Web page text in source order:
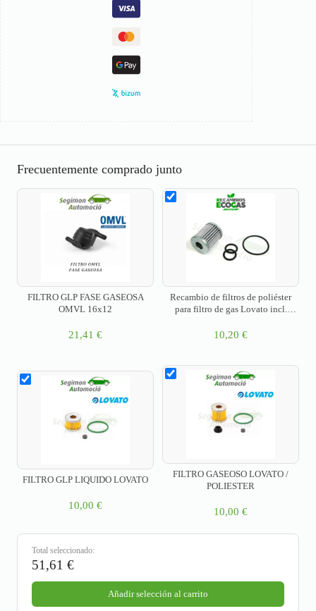
Frecuentemente comprado junto
FILTRO GLP FASE GASEOSA
OMVL 16x12
21,41 €
Recambio de filtros de poliéster
para filtro de gas Lovato incl.
10,20 €
FILTRO GLP LIQUIDO LOVATO
10,00 €
FILTRO GASEOSO LOVATO /
POLIESTER
10,00 €
Total seleccionado:
51,61 €
Añadir selección al carrito